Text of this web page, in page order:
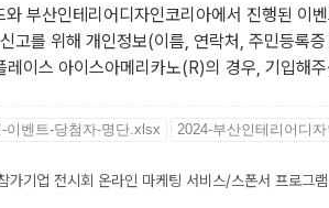
부산인테리어디자인코리아에서 진행된 이
고를 위해 개인정보(이름, 연락처, 주민등록
이스 아이스아메리카노(R)의 경우, 기입해
이벤트-당첨자-명단.xlsx 2024-부산인테리어디
기업 전시회 온라인 마케팅 서비스/스폰서 프로그램